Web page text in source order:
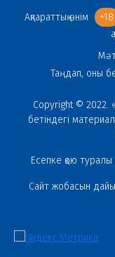
Copyright © 2022.
бетіндегі
Есепке қою туралы
Сайт жобасын
Ақпараттық өнім +18
Таңдап, оны